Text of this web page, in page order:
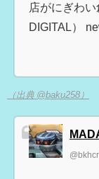
店がにぎわ
DIGITAL）
（出典 @baku258）